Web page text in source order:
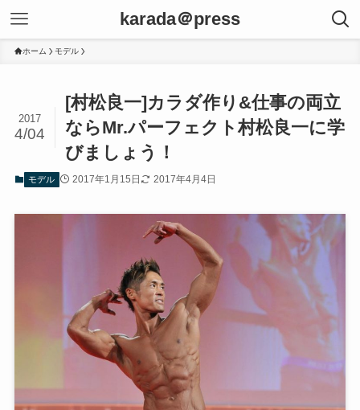
karada＠press
ホーム モデル
[村松良一]カラダ作り&仕事の両立
ならMr.パーフェクト村松良一に学
びましょう！
2017
4/04
モデル 2017年1月15日 2017年4月4日